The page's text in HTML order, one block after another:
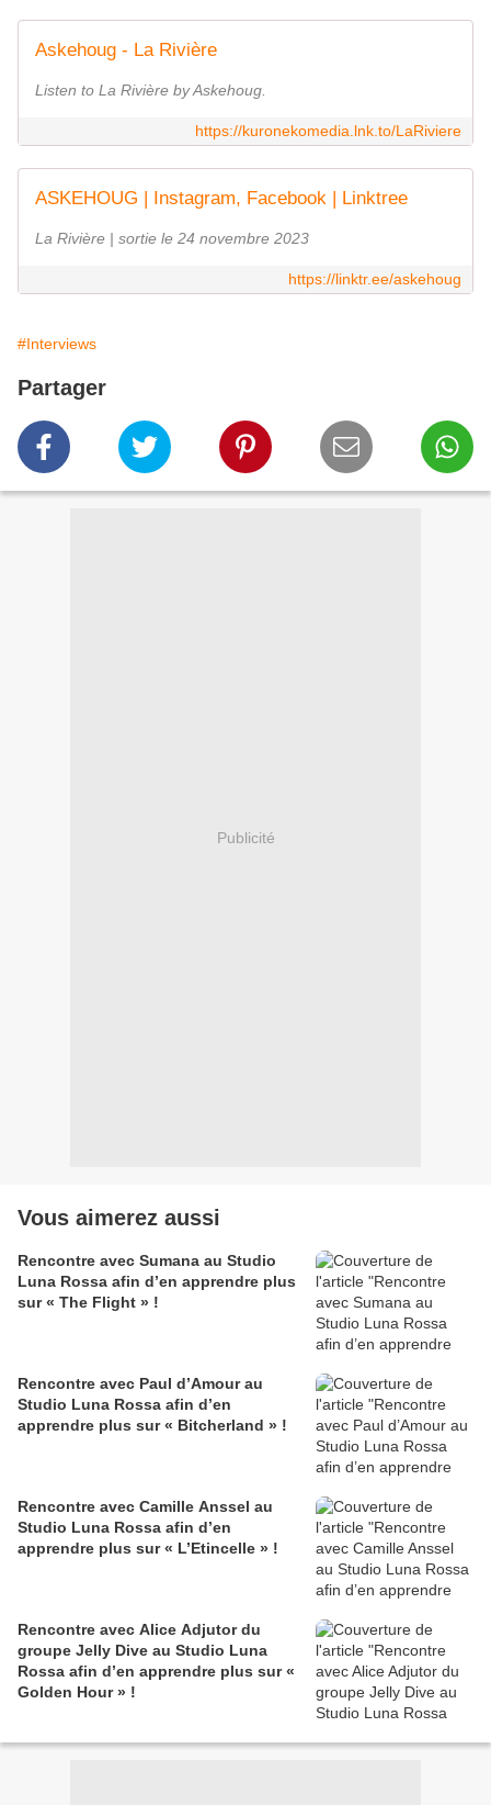
Askehoug - La Rivière
Listen to La Rivière by Askehoug.
https://kuronekomedia.lnk.to/LaRiviere
ASKEHOUG | Instagram, Facebook | Linktree
La Rivière | sortie le 24 novembre 2023
https://linktr.ee/askehoug
#Interviews
Partager
Publicité
Vous aimerez aussi
Rencontre avec Sumana au Studio
Luna Rossa afin d’en apprendre plus
sur « The Flight » !
Rencontre avec Paul d’Amour au
Studio Luna Rossa afin d’en
apprendre plus sur « Bitcherland » !
Rencontre avec Camille Anssel au
Studio Luna Rossa afin d’en
apprendre plus sur « L’Etincelle » !
Rencontre avec Alice Adjutor du
groupe Jelly Dive au Studio Luna
Rossa afin d’en apprendre plus sur «
Golden Hour » !